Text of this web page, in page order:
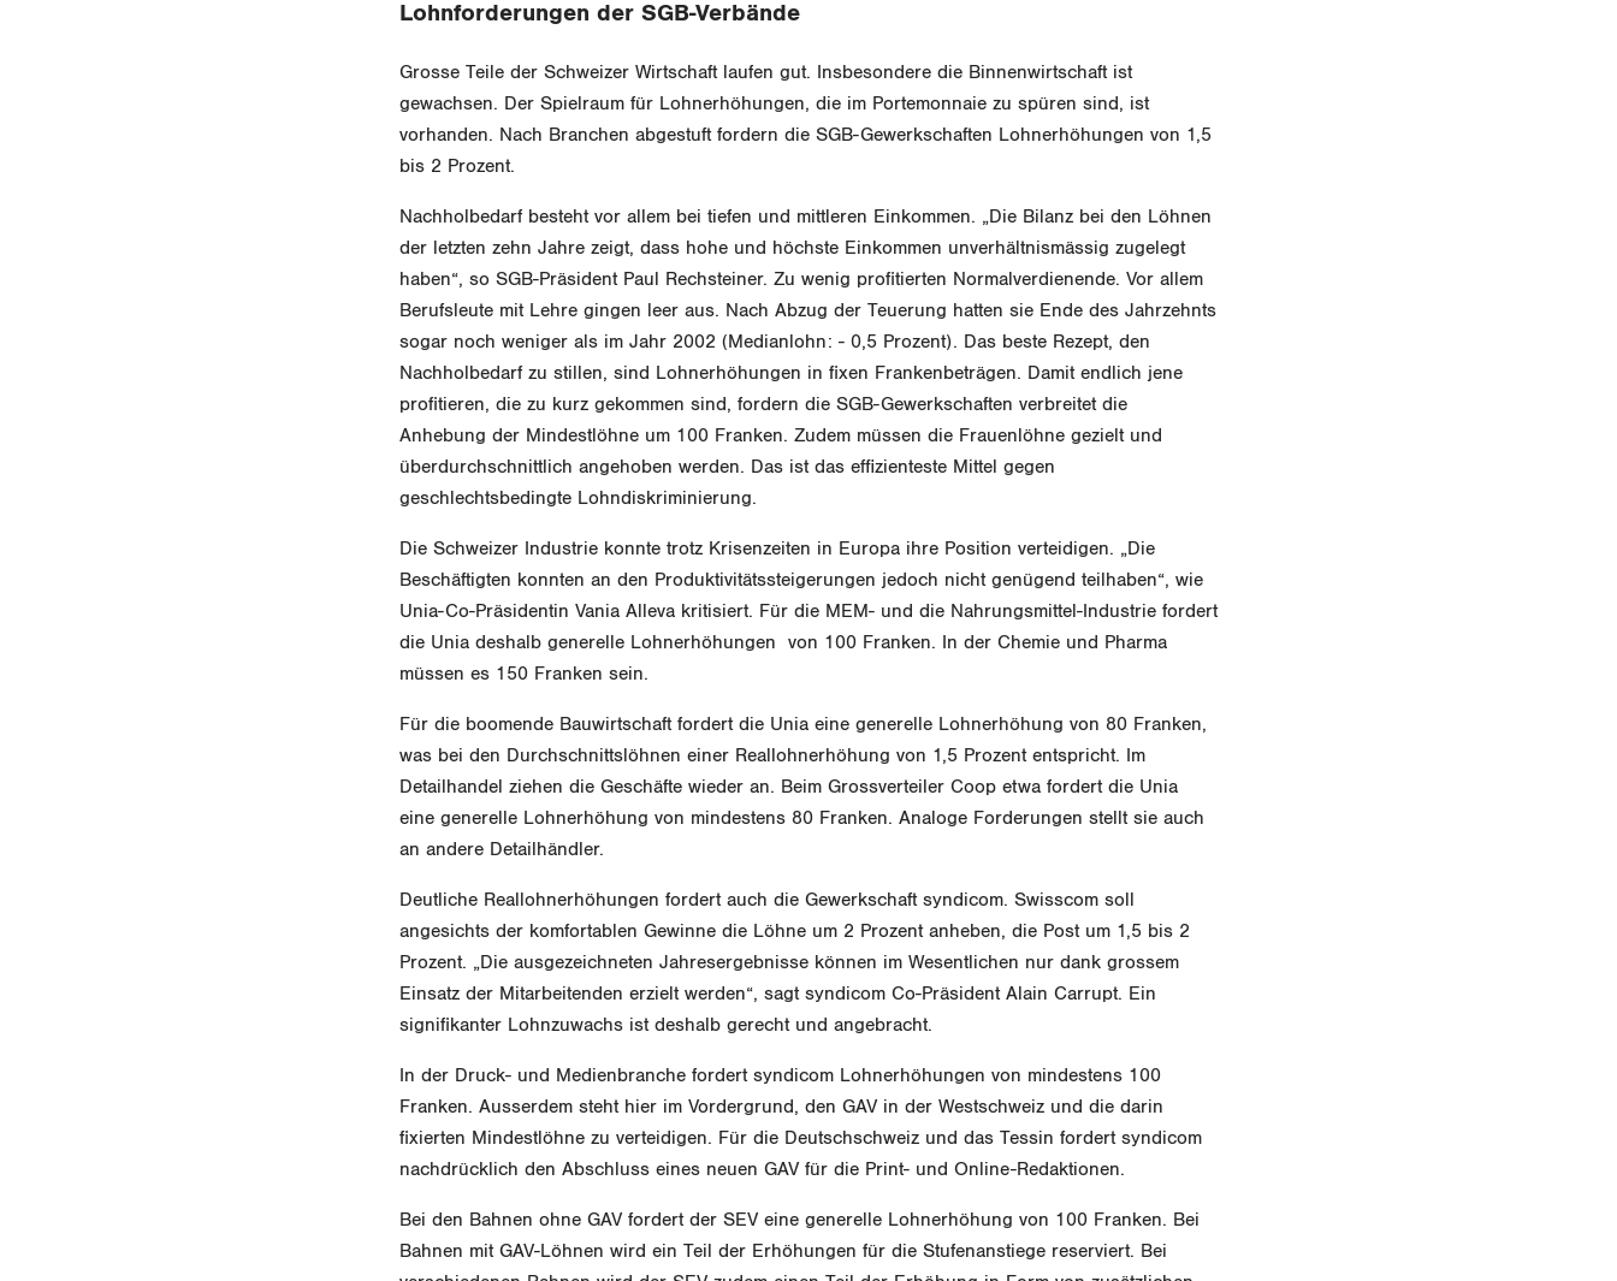
Lohnforderungen der SGB-Verbände
Grosse Teile der Schweizer Wirtschaft laufen gut. Insbesondere die Binnenwirtschaft ist
gewachsen. Der Spielraum für Lohnerhöhungen, die im Portemonnaie zu spüren sind, ist
vorhanden. Nach Branchen abgestuft fordern die SGB-Gewerkschaften Lohnerhöhungen von 1,5
bis 2 Prozent.
Nachholbedarf besteht vor allem bei tiefen und mittleren Einkommen. „Die Bilanz bei den Löhnen
der letzten zehn Jahre zeigt, dass hohe und höchste Einkommen unverhältnismässig zugelegt
haben“, so SGB-Präsident Paul Rechsteiner. Zu wenig profitierten Normalverdienende. Vor allem
Berufsleute mit Lehre gingen leer aus. Nach Abzug der Teuerung hatten sie Ende des Jahrzehnts
sogar noch weniger als im Jahr 2002 (Medianlohn: - 0,5 Prozent). Das beste Rezept, den
Nachholbedarf zu stillen, sind Lohnerhöhungen in fixen Frankenbeträgen. Damit endlich jene
profitieren, die zu kurz gekommen sind, fordern die SGB-Gewerkschaften verbreitet die
Anhebung der Mindestlöhne um 100 Franken. Zudem müssen die Frauenlöhne gezielt und
überdurchschnittlich angehoben werden. Das ist das effizienteste Mittel gegen
geschlechtsbedingte Lohndiskriminierung.
Die Schweizer Industrie konnte trotz Krisenzeiten in Europa ihre Position verteidigen. „Die
Beschäftigten konnten an den Produktivitätssteigerungen jedoch nicht genügend teilhaben“, wie
Unia-Co-Präsidentin Vania Alleva kritisiert. Für die MEM- und die Nahrungsmittel-Industrie fordert
die Unia deshalb generelle Lohnerhöhungen von 100 Franken. In der Chemie und Pharma
müssen es 150 Franken sein.
Für die boomende Bauwirtschaft fordert die Unia eine generelle Lohnerhöhung von 80 Franken,
was bei den Durchschnittslöhnen einer Reallohnerhöhung von 1,5 Prozent entspricht. Im
Detailhandel ziehen die Geschäfte wieder an. Beim Grossverteiler Coop etwa fordert die Unia
eine generelle Lohnerhöhung von mindestens 80 Franken. Analoge Forderungen stellt sie auch
an andere Detailhändler.
Deutliche Reallohnerhöhungen fordert auch die Gewerkschaft syndicom. Swisscom soll
angesichts der komfortablen Gewinne die Löhne um 2 Prozent anheben, die Post um 1,5 bis 2
Prozent. „Die ausgezeichneten Jahresergebnisse können im Wesentlichen nur dank grossem
Einsatz der Mitarbeitenden erzielt werden“, sagt syndicom Co-Präsident Alain Carrupt. Ein
signifikanter Lohnzuwachs ist deshalb gerecht und angebracht.
In der Druck- und Medienbranche fordert syndicom Lohnerhöhungen von mindestens 100
Franken. Ausserdem steht hier im Vordergrund, den GAV in der Westschweiz und die darin
fixierten Mindestlöhne zu verteidigen. Für die Deutschschweiz und das Tessin fordert syndicom
nachdrücklich den Abschluss eines neuen GAV für die Print- und Online-Redaktionen.
Bei den Bahnen ohne GAV fordert der SEV eine generelle Lohnerhöhung von 100 Franken. Bei
Bahnen mit GAV-Löhnen wird ein Teil der Erhöhungen für die Stufenanstiege reserviert. Bei